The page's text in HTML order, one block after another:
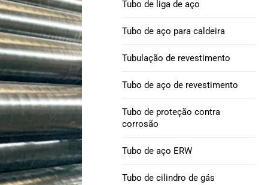
Níquel 690 Tubos de
liga de aço
Liga INCONEL 718 tubo
de aço
Liga de níquel 825 Tubo
Níquel 800, 800H,
800Tubo de liga HT
Tubo de perfuração e
Escorregadio & Espiral
Tubo de revestimento
Excêntrico
Curvatura de tubo : aço carbono, liga
de aço e aço inoxidável
Tubo de liga de aço
Tubo de aço para caldeira
Tubulação de revestimento
Tubo de aço de revestimento
Tubo de proteção contra
corrosão
Tubo de aço ERW
Tubo de cilindro de gás